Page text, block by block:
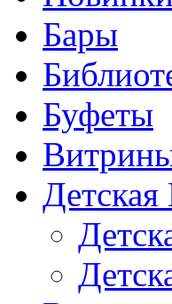
Бары
Буфеты